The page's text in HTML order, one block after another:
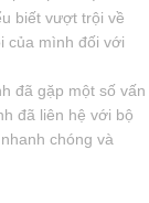
biết vượt trội về
của mình đối với
đã gặp một số vấn
đã liên hệ với bộ
chóng và